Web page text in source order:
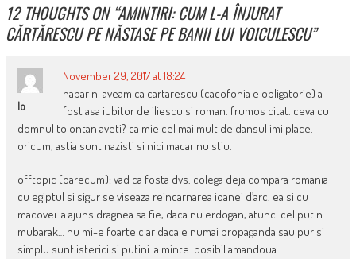
12 THOUGHTS ON “AMINTIRI: CUM L-A ÎNJURAT
CĂRTĂRESCU PE NĂSTASE PE BANII LUI VOICULESCU”
Io
November 29, 2017 at 18:24
habar n-aveam ca cartarescu (cacofonia e obligatorie) a
fost asa iubitor de iliescu si roman. frumos citat. ceva cu
domnul tolontan aveti? ca mie cel mai mult de dansul imi place.
oricum, astia sunt nazisti si nici macar nu stiu.
offtopic (oarecum): vad ca fosta dvs. colega deja compara romania
cu egiptul si sigur se viseaza reincarnarea ioanei d’arc. ea si cu
macovei. a ajuns dragnea sa fie, daca nu erdogan, atunci cel putin
mubarak… nu mi-e foarte clar daca e numai propaganda sau pur si
simplu sunt isterici si putini la minte. posibil amandoua.